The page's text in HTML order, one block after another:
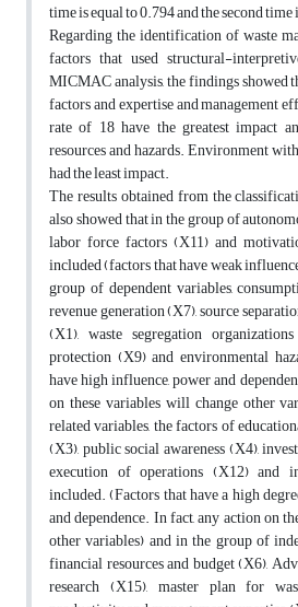
time is equal to 0.794 and the second
Regarding the identification of waste
factors that used structural-
MICMAC analysis, the findings showed
factors and expertise and management
rate of 18 have the greatest impact
resources and hazards. Environment
had the least impact.
The results obtained from the
also showed that in the group of
labor force factors (X11) and
included (factors that have weak
group of dependent variables,
revenue generation (X7), source
(X1), waste segregation
protection (X9) and environmental
have high influence, power and
on these variables will change other
related variables, the factors of
(X3), public social awareness (X4),
execution of operations (X12) and
included. (Factors that have a high
and dependence. In fact, any action on
other variables) and in the group of
financial resources and budget (X6),
research (X15), master plan for